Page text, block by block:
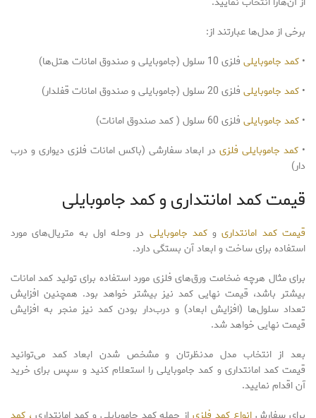
برخی از مدل‌ها عبارتند از:
• کمد جاموبایلی فلزی 10 سلول (جاموبایلی و صندوق امانات هتل‌ها)
• کمد جاموبایلی فلزی 20 سلول (جاموبایلی و صندوق امانات قفلدار)
• کمد جاموبایلی فلزی 60 سلول ( کمد صندوق امانات)
• کمد جاموبایلی فلزیدر ابعاد سفارشی (باکس امانات فلزی دیواری و درب
دار)
قیمت کمد امانتداری و کمد جاموبایلی
قیمت کمد امانتداریوکمد جاموبایلی در وحله اول به متریال‌های مورد
استفاده برای ساخت و ابعاد آن بستگی دارد.
برای مثال هرچه ضخامت ورق‌های فلزی مورد استفاده برای تولید کمد امانات
بیشتر باشد، قیمت نهایی کمد نیز بیشتر خواهد بود. همچنین افزایش
تعداد سلول‌ها (افزایش ابعاد) و درب‌دار بودن کمد نیز منجر به افزایش
قیمت نهایی خواهد شد.
بعد از انتخاب مدل مدنظرتان و مشخص شدن ابعاد کمد می‌توانید
قیمت کمد امانتداری و کمد جاموبایلی را استعلام کنید و سپس برای خرید
آن اقدام نمایید.